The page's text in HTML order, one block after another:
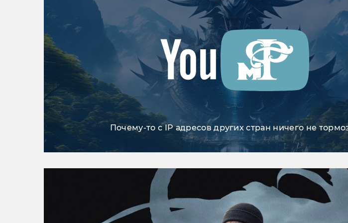
Почему-то с IP адресов других стран ничего не